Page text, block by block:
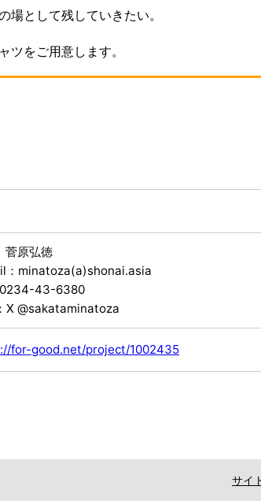
場として残していきたい。
ツをご用意します。
原弘徳
：minatoza(a)shonai.asia
43-6380
X @sakataminatoza
for-good.net/project/1002435
サイ